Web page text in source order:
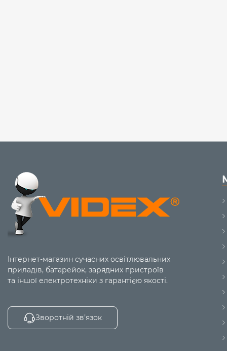
Інтернет-магазин сучасних освітлювальних
приладів, батарейок, зарядних пристроїв
та іншої електротехніки з гарантією якості.
Зворотній зв’язок